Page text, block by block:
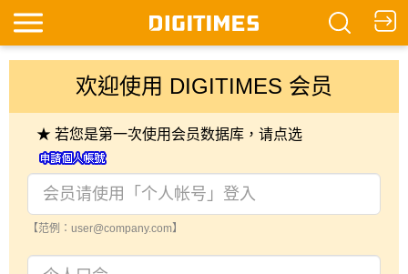
欢迎使用 DIGITIMES 会员
★ 若您是第一次使用会员数据库，请点选
【范例：user@company.com】